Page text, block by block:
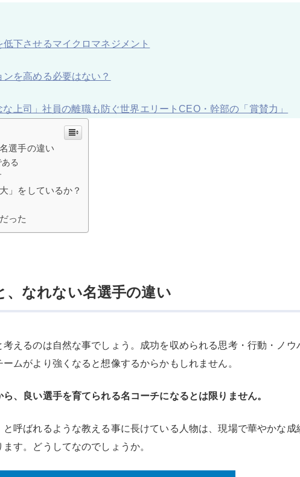
下させるマイクロマネジメント
を高める必要はない？
上司」社員の離職も防ぐ世界エリートCEO・幹部の「賞賛力」
選手の違い
る
」をしているか？
った
、なれない名選手の違い
えるのは自然な事でしょう。成功を収められる思考・行動・ノウ
ムがより強くなると想像するからかもしれません。
、良い選手を育てられる名コーチになるとは限りません。
と呼ばれるような教える事に長けている人物は、現場で華やかな成
す。どうしてなのでしょうか。